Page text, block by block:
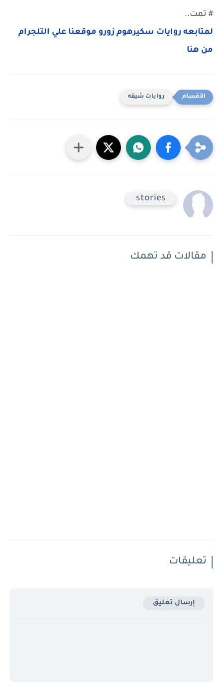
# تمت..
لمتابعه روايات سكيرهوم زورو موقعنا علي التلجرام
من هنا
روايات شيقه
stories
مقالات قد تهمك
تعليقات
إرسال تعليق